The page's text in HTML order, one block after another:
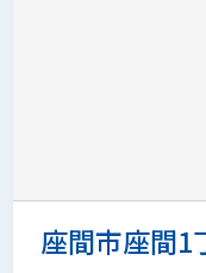
座間市座間1